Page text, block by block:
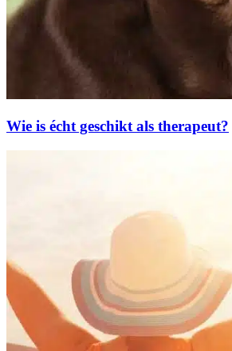
Wie is écht geschikt als therapeut?